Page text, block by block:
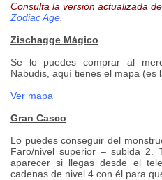
Consulta la versión actualizada
Zodiac Age
Zischagge Mágico
Se lo puedes comprar al
Nabudis, aquí tienes el mapa (es
Ver mapa
Gran Casco
Lo puedes conseguir del
Faro/nivel superior – subida 2.
aparecer si llegas desde el
cadenas de nivel 4 con él para